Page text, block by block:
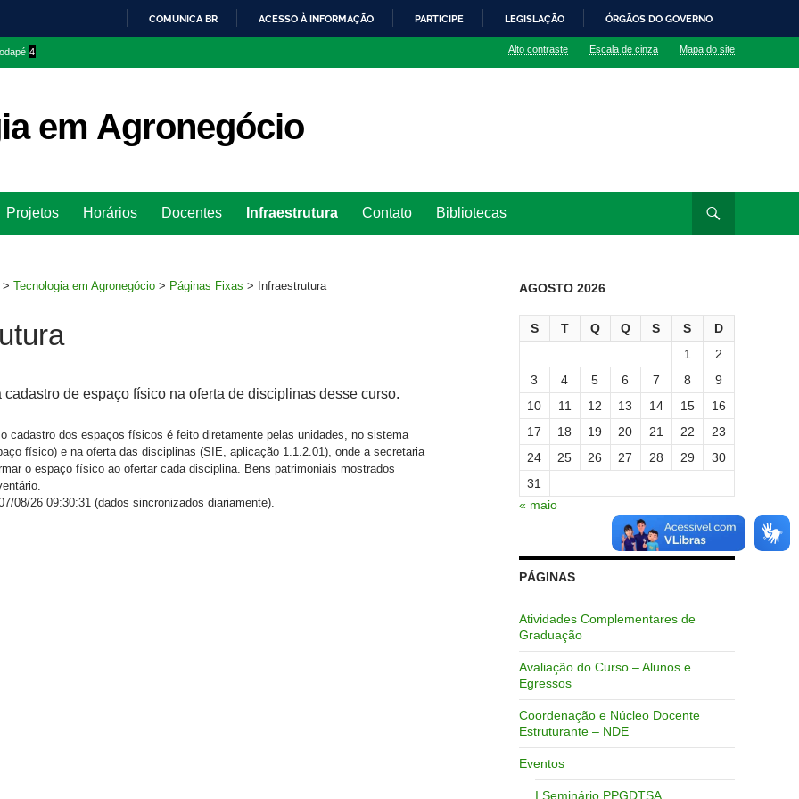
O
COMUNICA BR ACESSO À INFORMAÇÃO PARTICIPE LEGISLAÇÃO ÓRGÃOS DO GOVERNO
4 Alto contraste Escala de cinza Mapa do site
em Agronegócio
para
Projetos Horários Docentes Infraestrutura Contato Bibliotecas
> Tecnologia em Agronegócio > Páginas Fixas > Infraestrutura
cadastro de espaço físico na oferta de disciplinas desse curso.
o cadastro dos espaços físicos é feito diretamente pelas unidades, no sistema
físico) e na oferta das disciplinas (SIE, aplicação 1.1.2.01), onde a secretaria
o espaço físico ao ofertar cada disciplina. Bens patrimoniais mostrados
08/26 09:30:31 (dados sincronizados diariamente).
AGOSTO 2026
S T Q Q S S
D
1
2
3
4 5 6 7 8
9
10
11 12 13 14 15
16
17
18 19 20 21 22
23
24
25 26 27 28 29
30
31
« maio
PÁGINAS
Atividades Complementares de
Graduação
Avaliação do Curso – Alunos e
Egressos
Coordenação e Núcleo Docente
Estruturante – NDE
Eventos
I Seminário PPGDTSA